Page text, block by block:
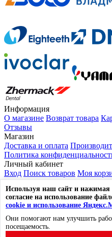
Информация
О магазине Возврат товара
Отзывы
Магазин
Доставка и оплата
Политика
Личный кабинет
Вход Поиск товаров Моя
Выйти из системы
Контакты
117105, г. Москва, ул.
☎8 (800) 600-53-96
✉mail@lavka-dantista.ru
Используя наш сайт и
согласие на использование
cookie и использование
Они помогают нам улучшить
посещаемость.